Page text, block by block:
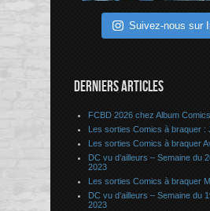
Suivez-nous sur
DERNIERS ARTICLES
FCBD 2026 chez Album
Les sorties Comics à braquer :
Les sorties Comics à braquer
DC vu d’ailleurs – Semaine du
2023
Les sorties Comics à braquer
DC vu d’ailleurs – Semaine du
2023